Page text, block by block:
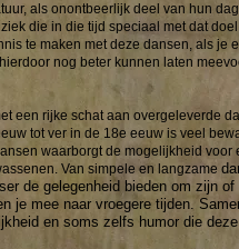
als onontbeerlijk deel van hun
die in die tijd speciaal met dat
te maken met deze dansen, als je
nog beter kunnen laten
een rijke schat aan overgeleverde
tot ver in de 18e eeuw is veel
waarborgt de mogelijkheid voor
Van simpele en langzame
de gelegenheid bieden om zijn
je mee naar vroegere tijden.
en soms zelfs humor die